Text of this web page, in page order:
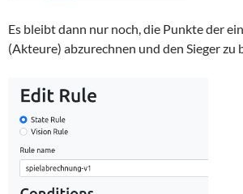
Es bleibt dann nur noch, die Punkte der
(Akteure) abzurechnen und den Sieger zu